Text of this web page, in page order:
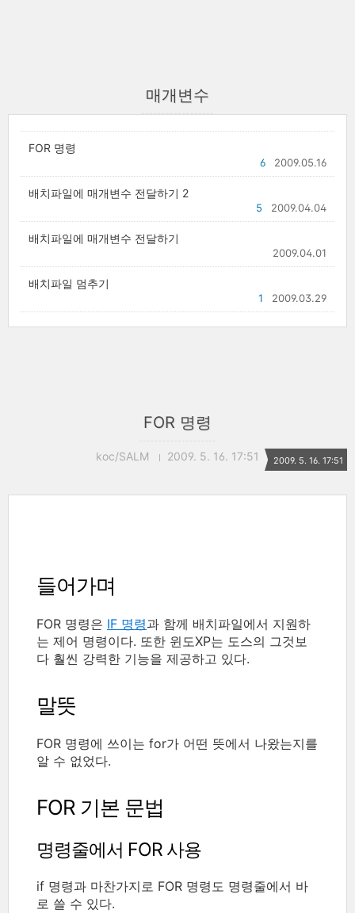
매개변수
FOR 명령
2009.05.16
6
배치파일에 매개변수 전달하기 2
2009.04.04
5
배치파일에 매개변수 전달하기
2009.04.01
배치파일 멈추기
2009.03.29
1
FOR 명령
koc/SALM 2009. 5. 16. 17:51 2009. 5. 16. 17:51
들어가며
FOR 명령은 IF 명령과 함께 배치파일에서 지원하
는 제어 명령이다. 또한 윈도XP는 도스의 그것보
다 훨씬 강력한 기능을 제공하고 있다.
말뜻
FOR 명령에 쓰이는 for가 어떤 뜻에서 나왔는지를
알 수 없었다.
FOR 기본 문법
명령줄에서 FOR 사용
if 명령과 마찬가지로 FOR 명령도 명령줄에서 바
로 쓸 수 있다.